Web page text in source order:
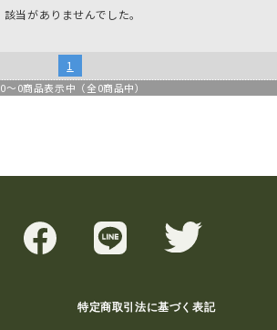
該当がありませんでした。
1
0～0商品表示中（全0商品中）
特定商取引法に基づく表記